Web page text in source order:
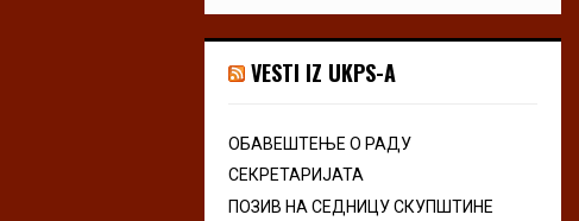
VESTI IZ UKPS-A
ОБАВЕШТЕЊЕ О РАДУ
СЕКРЕТАРИЈАТА
ПОЗИВ НА СЕДНИЦУ СКУПШТИНЕ